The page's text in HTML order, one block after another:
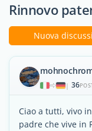
Rinnovo
Nuova
| 36
Ciao a tutti, vivo
padre che vive in